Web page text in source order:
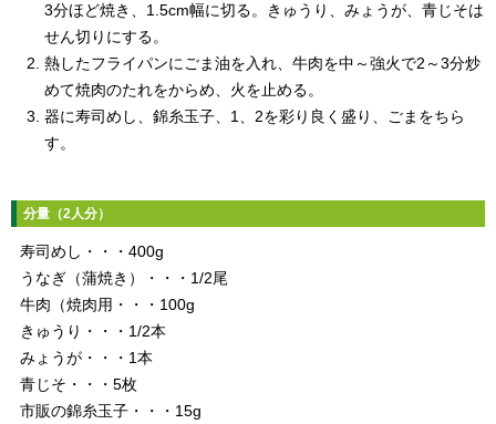
3分ほど焼き、1.5cm幅に切る。きゅうり、みょうが、青じそは
せん切りにする。
熱したフライパンにごま油を入れ、牛肉を中～強火で2～3分炒
めて焼肉のたれをからめ、火を止める。
器に寿司めし、錦糸玉子、1、2を彩り良く盛り、ごまをちら
す。
分量（2人分）
寿司めし・・・400g
うなぎ（蒲焼き）・・・1/2尾
牛肉（焼肉用・・・100g
きゅうり・・・1/2本
みょうが・・・1本
青じそ・・・5枚
市販の錦糸玉子・・・15g